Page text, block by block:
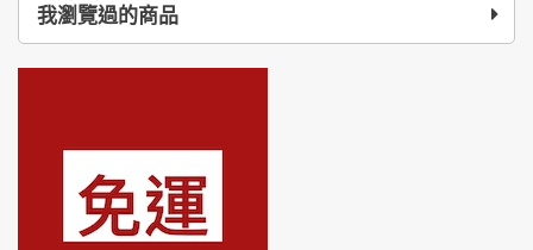
我瀏覽過的商品